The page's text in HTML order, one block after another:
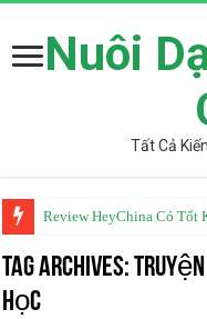
Nuôi
Tất Cả
Review HeyChina Có Tốt
Từ Điển Mazii Có Tốt
Tag Archives:truyện
học